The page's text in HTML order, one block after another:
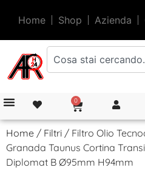
Home Shop Azienda
0
Home / Filtri / Filtro Olio
Granada Taunus Cortina
Diplomat B Ø95mm H94mm